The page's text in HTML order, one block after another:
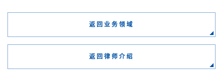
返回业务领域
返回律师介绍